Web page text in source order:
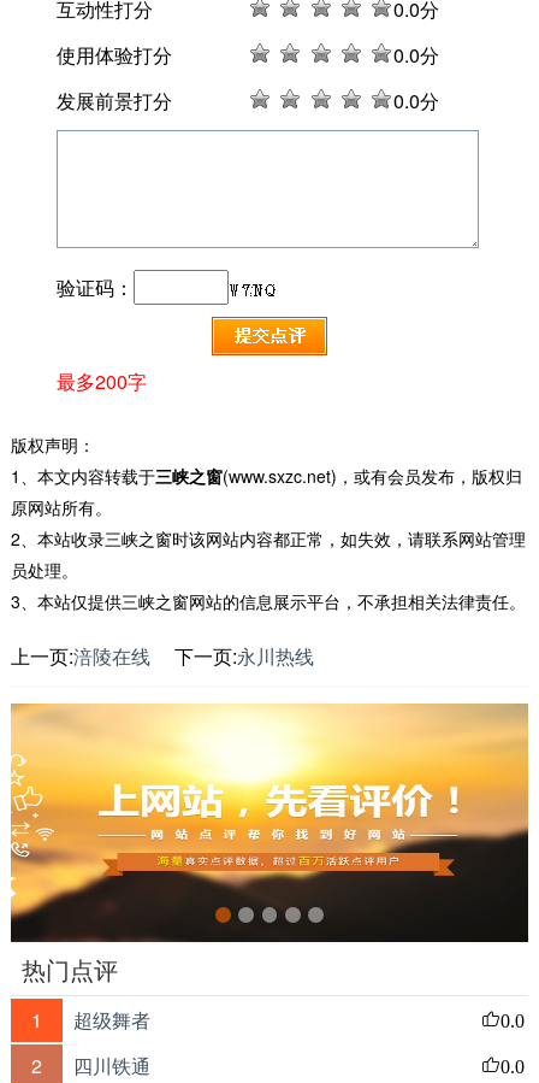
互动性打分 0.0分
使用体验打分
0.0分
发展前景打分
0.0分
验证码：
最多200字
版权声明：
1、本文内容转载于三峡之窗(www.sxzc.net)，或有会员发布，版权归
原网站所有。
2、本站收录三峡之窗时该网站内容都正常，如失效，请联系网站管理
员处理。
3、本站仅提供三峡之窗网站的信息展示平台，不承担相关法律责任。
上一页:涪陵在线 下一页:永川热线
热门点评
1 超级舞者 0.0
2 四川铁通 0.0